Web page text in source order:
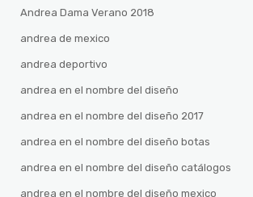
Andrea Dama Verano 2018
andrea de mexico
andrea deportivo
andrea en el nombre del diseño
andrea en el nombre del diseño 2017
andrea en el nombre del diseño botas
andrea en el nombre del diseño catálogos
andrea en el nombre del diseño mexico